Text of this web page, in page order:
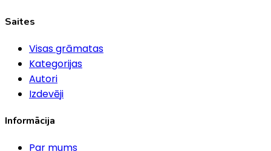
Saites
Visas grāmatas
Kategorijas
Autori
Izdevēji
Informācija
Par mums